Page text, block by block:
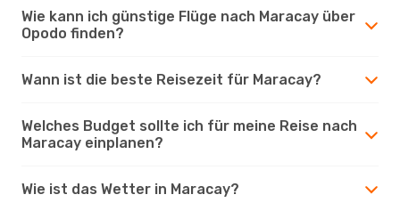
Wie kann ich günstige Flüge nach Maracay über
Opodo finden?
Wann ist die beste Reisezeit für Maracay?
Welches Budget sollte ich für meine Reise nach
Maracay einplanen?
Wie ist das Wetter in Maracay?